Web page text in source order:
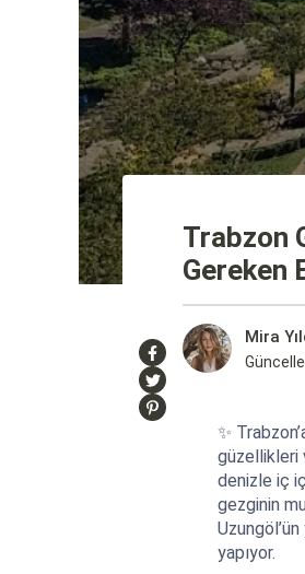
Trabzon
Gereken
Mira
✨
güzellikleri
denizle iç
gezginin
yapıyor.